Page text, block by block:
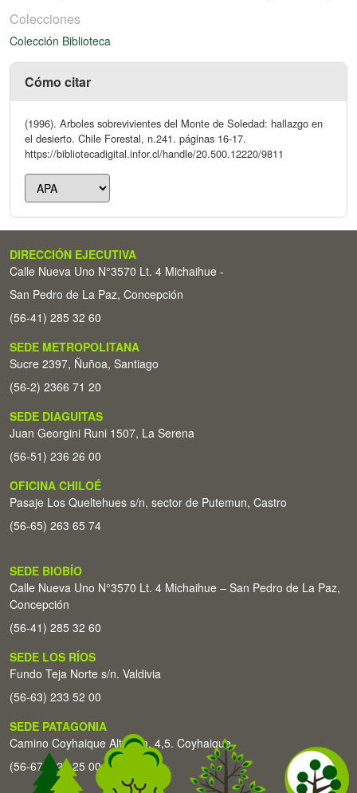
Colecciones
Colección Biblioteca
Cómo citar
(1996). Arboles sobrevivientes del Monte de Soledad: hallazgo en
el desierto. Chile Forestal, n.241. páginas 16-17.
https://bibliotecadigital.infor.cl/handle/20.500.12220/9811
DIRECCIÓN EJECUTIVA
Calle Nueva Uno N°3570 Lt. 4 Michaihue -
San Pedro de La Paz, Concepción
(56-41) 285 32 60
SEDE METROPOLITANA
Sucre 2397, Ñuñoa, Santiago
(56-2) 2366 71 20
SEDE DIAGUITAS
Juan Georgini Runi 1507, La Serena
(56-51) 236 26 00
OFICINA CHILOÉ
Pasaje Los Queltehues s/n, sector de Putemun, Castro
(56-65) 263 65 74
SEDE BIOBÍO
Calle Nueva Uno N°3570 Lt. 4 Michaihue – San Pedro de La Paz,
Concepción
(56-41) 285 32 60
SEDE LOS RÍOS
Fundo Teja Norte s/n. Valdivia
(56-63) 233 52 00
SEDE PATAGONIA
Camino Coyhaique Alto Km. 4,5. Coyhaique
(56-67) 226 25 00